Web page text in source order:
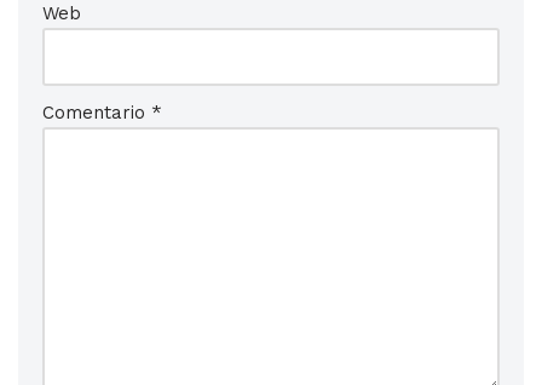
Web
Comentario *